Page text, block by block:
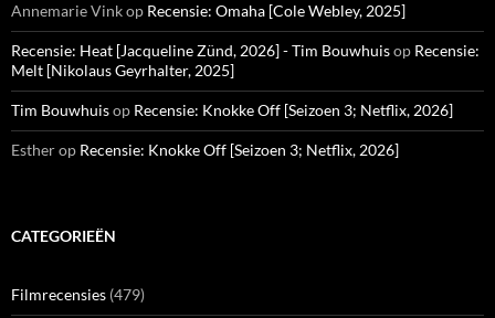
Annemarie Vinkop Recensie: Omaha [Cole Webley, 2025]
Recensie: Heat [Jacqueline Zünd, 2026] - Tim Bouwhuisop Recensie:
Melt [Nikolaus Geyrhalter, 2025]
Tim Bouwhuisop Recensie: Knokke Off [Seizoen 3; Netflix, 2026]
Estherop Recensie: Knokke Off [Seizoen 3; Netflix, 2026]
CATEGORIEËN
Filmrecensies (479)